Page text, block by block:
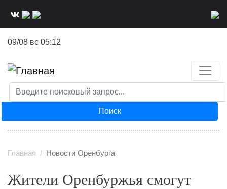
09/08 вс 05:12
Поиск
Главная Новости Оренбурга
Жители Оренбуржья смогут